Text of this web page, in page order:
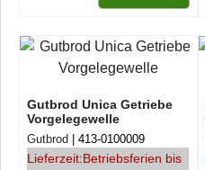
Gutbrod Unica Getriebe
Vorgelegewelle
Gutbrod 413-0100009
Lieferzeit:Betriebsferien bis